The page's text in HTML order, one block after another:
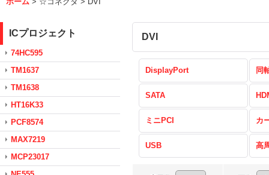
ICプロジェクト
74HC595
TM1637
TM1638
HT16K33
PCF8574
MAX7219
MCP23017
DVI
DisplayPort 同
SATA
ミニPCI カ
USB 高